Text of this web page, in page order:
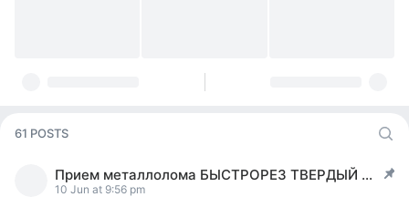
61 POSTS
Прием металлолома БЫСТРОРЕЗ ТВЕРДЫЙ СПЛАВ ВК ТК
post pinned
10 Jun at 9:56 pm